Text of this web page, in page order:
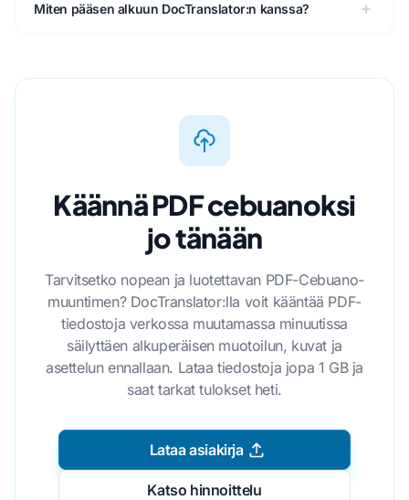
Miten pääsen alkuun DocTranslator:n kanssa?
Käännä PDF cebuanoksi
jo tänään
Tarvitsetko nopean ja luotettavan PDF-Cebuano-
muuntimen? DocTranslator:lla voit kääntää PDF-
tiedostoja verkossa muutamassa minuutissa
säilyttäen alkuperäisen muotoilun, kuvat ja
asettelun ennallaan. Lataa tiedostoja jopa 1 GB ja
saat tarkat tulokset heti.
Lataa asiakirja
Katso hinnoittelu